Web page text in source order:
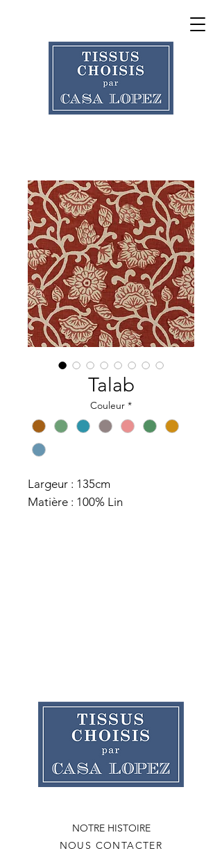
Talab
Couleur *
Largeur : 135cm
Matière : 100% Lin
NOTRE HISTOIRE
NOUS CONTACTER